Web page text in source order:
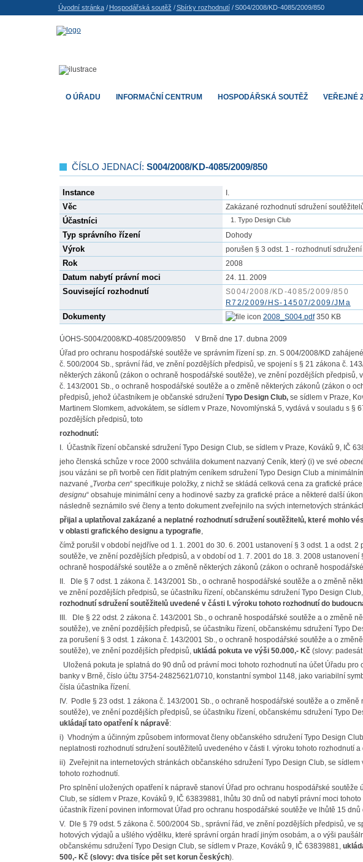
ČÍSLO JEDNACÍ: S004/2008/KD-4085/2009/850
Instance I.
Věc Zakázané rozhodnutí sdružení
Účastníci Typo Design Club
Typ správního řízení Dohody
Výrok porušen § 3 odst. 1 - rozhodnutí
Rok 2008
Datum nabytí právní moci 24. 11. 2009
Související rozhodnutí
S004/2008/KD-4085/2009/850
R72/2009/HS-14507/2009/JMa
Dokumenty 2008_S004.pdf350 KB
ÚOHS-S004/2008/KD-4085/2009/850 V Brně dne 17. dubna 2009
Úřad pro ochranu hospodářské soutěže ve správním řízení sp. zn. S 004/2008/KD
č. 500/2004 Sb., správní řád, ve znění pozdějších předpisů, ve spojení s § 21 zákona č.
některých zákonů (zákon o ochraně hospodářské soutěže), ve znění pozdějších
č. 143/2001 Sb., o ochraně hospodářské soutěže a o změně některých zákonů (zákon o
předpisů, jehož účastníkem je občanské sdružení Typo Design Club, se sídlem v Praze,
Martinem Slomkem, advokátem, se sídlem v Praze, Novomlýnská 5, vydává v souladu s §
pozdějších předpisů, toto
rozhodnutí:
I. Účastník řízení občanské sdružení Typo Design Club, se sídlem v Praze, Kováků 9, IČ
jeho členská schůze v roce 2000 schválila dokument nazvaný Ceník, který (i) ve své
jsou vázáni se při tvorbě cen řídit platným ceníkem sdružení Typo Design Club a
nazvané „Tvorba cen“ specifikuje položky, z nichž se skládá celková cena za grafické
designu“ obsahuje minimální ceny a hodinové sazby za grafické práce a některé další
následně seznámilo své členy a tento dokument zveřejnilo na svých internetových
přijal a uplatňoval zakázané a neplatné rozhodnutí sdružení soutěžitelů, které mohlo
v oblasti grafického designu a typografie,
čímž porušil v období nejdříve od 1. 1. 2001 do 30. 6. 2001 ustanovení § 3 odst. 1 a odst.
soutěže, ve znění pozdějších předpisů, a v období od 1. 7. 2001 do 18. 3. 2008
ochraně hospodářské soutěže a o změně některých zákonů (zákon o ochraně
II. Dle § 7 odst. 1 zákona č. 143/2001 Sb., o ochraně hospodářské soutěže a o změně
ve znění pozdějších předpisů, se účastníku řízení, občanskému sdružení Typo Design
rozhodnutí sdružení soutěžitelů uvedené v části I. výroku tohoto rozhodnutí do
III. Dle § 22 odst. 2 zákona č. 143/2001 Sb., o ochraně hospodářské soutěže a o změně
soutěže), ve znění pozdějších předpisů, se účastníku řízení, občanskému sdružení Typo
za porušení § 3 odst. 1 zákona č. 143/2001 Sb., o ochraně hospodářské soutěže a o
soutěže), ve znění pozdějších předpisů, ukládá pokuta ve výši 50.000,- Kč (slovy:
Uložená pokuta je splatná do 90 dnů od právní moci tohoto rozhodnutí na účet Úřadu
banky v Brně, číslo účtu 3754-24825621/0710, konstantní symbol 1148, jako variabilní
čísla účastníka řízení.
IV. Podle § 23 odst. 1 zákona č. 143/2001 Sb., o ochraně hospodářské soutěže a o
soutěže), ve znění pozdějších předpisů, se účastníku řízení, občanskému sdružení Typo
ukládají tato opatření k nápravě:
i) Vhodným a účinným způsobem informovat členy občanského sdružení Typo Design
neplatnosti rozhodnutí sdružení soutěžitelů uvedeného v části I. výroku tohoto rozhodnutí a
ii) Zveřejnit na internetových stránkách občanského sdružení Typo Design Club, se
tohoto rozhodnutí.
Pro splnění uložených opatření k nápravě stanoví Úřad pro ochranu hospodářské soutěže
Club, se sídlem v Praze, Kováků 9, IČ 63839881, lhůtu 30 dnů od nabytí právní moci
účastník řízení povinen informovat Úřad pro ochranu hospodářské soutěže ve lhůtě 15
V. Dle § 79 odst. 5 zákona č. 500/2004 Sb., správní řád, ve znění pozdějších předpisů, ve
hotových výdajů a ušlého výdělku, které správní orgán hradí jiným osobám, a o výši
občanskému sdružení Typo Design Club, se sídlem v Praze, Kováků 9, IČ 63839881,
500,- Kč (slovy: dva tisíce pět set korun českých).
O ÚŘADU INFORMAČNÍ CENTRUM HOSPODÁŘSKÁ SOUTĚŽ VEŘEJNÉ
Úvodní stránka/ Hospodářská soutěž / Sbírky rozhodnutí/ S004/2008/KD-4085/2009/850